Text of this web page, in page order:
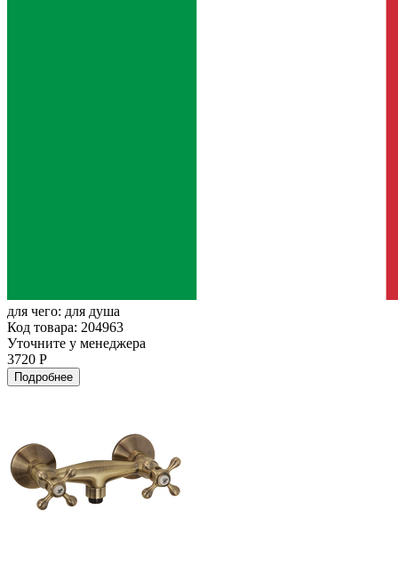
для чего: для душа
Код товара: 204963
Уточните у менеджера
3720 Р
Подробнее